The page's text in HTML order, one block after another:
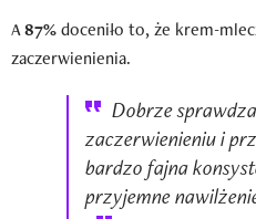
A87%doceniło to, że krem-
zaczerwienienia.
Dobrze
zaczerwienieniu i
bardzo fajna
przyjemne